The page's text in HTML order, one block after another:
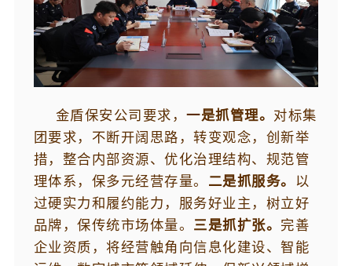
金盾保安公司要求，一是抓管理。 对标集
团要求，不断开阔思路，转变观念，创新举
措，整合内部资源、优化治理结构、规范管
理体系，保多元经营存量。 二是抓服务。
以
过硬实力和履约能力，服务好业主，树立好
品牌，保传统市场体量。 三是抓扩张。 完善
企业资质，将经营触角向信息化建设、智能